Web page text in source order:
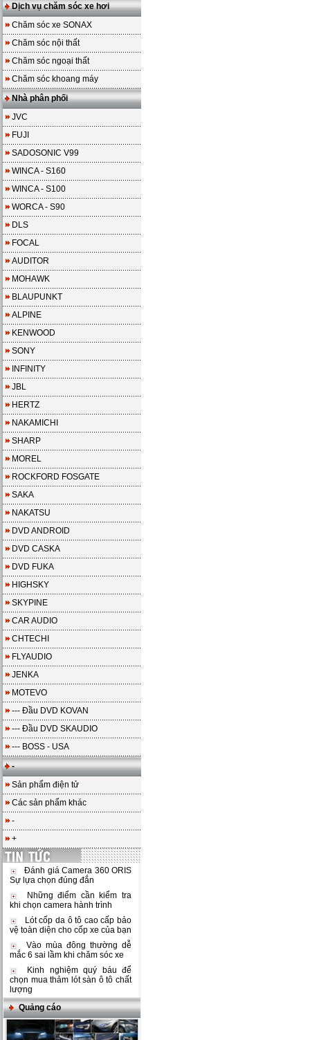
Dịch vụ chăm sóc xe hơi
Chăm sóc xe SONAX
Chăm sóc nội thất
Chăm sóc ngoại thất
Chăm sóc khoang máy
Nhà phân phối
JVC
FUJI
SADOSONIC V99
WINCA - S160
WINCA - S100
WORCA - S90
DLS
FOCAL
AUDITOR
MOHAWK
BLAUPUNKT
ALPINE
KENWOOD
SONY
INFINITY
JBL
HERTZ
NAKAMICHI
SHARP
MOREL
ROCKFORD FOSGATE
SAKA
NAKATSU
DVD ANDROID
DVD CASKA
DVD FUKA
HIGHSKY
SKYPINE
CAR AUDIO
CHTECHI
FLYAUDIO
JENKA
MOTEVO
--- Đầu DVD KOVAN
--- Đầu DVD SKAUDIO
--- BOSS - USA
-
Sản phẩm điện tử
Các sản phẩm khác
-
+
Đánh giá Camera 360 ORIS
Sự lựa chọn đúng đắn
Những điểm cần kiểm tra
khi chọn camera hành trình
Lót cốp da ô tô cao cấp bảo
vệ toàn diện cho cốp xe của bạn
Vào mùa đông thường dễ
mắc 6 sai lầm khi chăm sóc xe
Kinh nghiệm quý báu để
chọn mua thảm lót sàn ô tô chất
lượng
Quảng cáo